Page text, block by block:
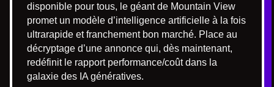
disponible pour tous, le géant de Mountain View
promet un modèle d’intelligence artificielle à la fois
ultrarapide et franchement bon marché. Place au
décryptage d’une annonce qui, dès maintenant,
redéfinit le rapport performance/coût dans la
galaxie des IA génératives.